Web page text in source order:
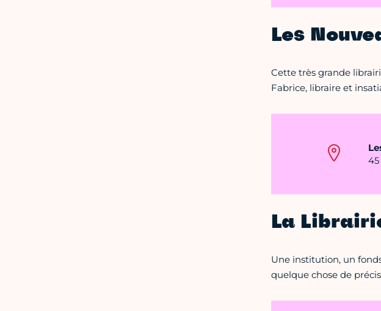
Les
Cette très grande
Fabrice, libraire et
La
Une institution, un
quelque chose de